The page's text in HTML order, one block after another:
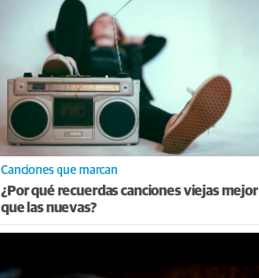
Canciones que marcan
¿Por qué recuerdas canciones viejas mejor
que las nuevas?